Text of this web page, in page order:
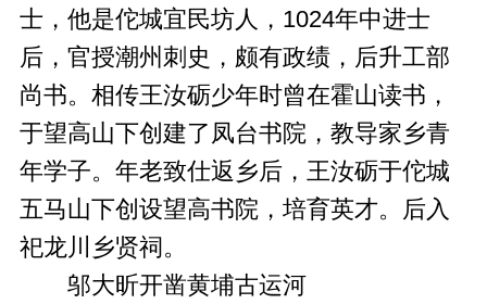
士，他是佗城宜民坊人，1024年中进士
后，官授潮州刺史，颇有政绩，后升工部
尚书。相传王汝砺少年时曾在霍山读书，
于望高山下创建了凤台书院，教导家乡青
年学子。年老致仕返乡后，王汝砺于佗城
五马山下创设望高书院，培育英才。后入
祀龙川乡贤祠。
邬大昕开凿黄埔古运河